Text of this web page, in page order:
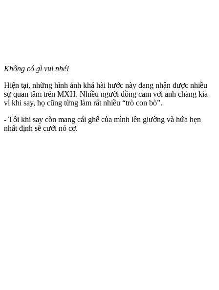
Không có gì vui nhé!
Hiện tại, những hình ảnh khá hài hước này đang nhận được nhiều
sự quan tâm trên MXH. Nhiều người đồng cảm với anh chàng kia
vì khi say, họ cũng từng làm rất nhiều “trò con bò”.
- Tôi khi say còn mang cái ghế của mình lên giường và hứa hẹn
nhất định sẽ cưới nó cơ.